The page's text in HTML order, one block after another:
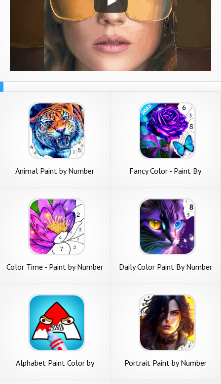
Animal Paint by Number
Fancy Color - Paint By
Color Time - Paint by Number Daily Color Paint By Number
Alphabet Paint Color by
Portrait Paint by Number